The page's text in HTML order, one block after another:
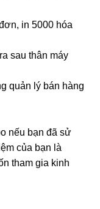
in 5000 hóa
sau thân máy
quản lý bán hàng
nếu bạn đã sử
của bạn là
tham gia kinh